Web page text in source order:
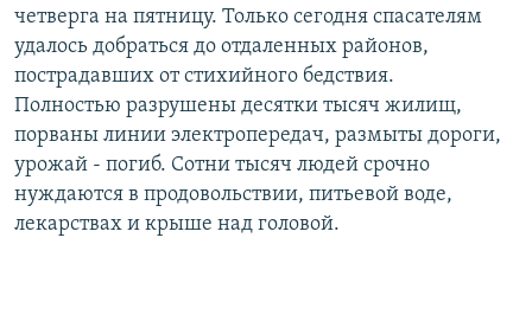
ПОДПИШИТЕСЬ НА РАССЫЛКУ
СОЦИАЛЬНЫЕ СЕТИ
Все сайты РСЕ/РС
четверга на пятницу. Только сегодня спасателям
удалось добраться до отдаленных районов,
пострадавших от стихийного бедствия.
Полностью разрушены десятки тысяч жилищ,
порваны линии электропередач, размыты дороги,
урожай - погиб. Сотни тысяч людей срочно
нуждаются в продовольствии, питьевой воде,
лекарствах и крыше над головой.